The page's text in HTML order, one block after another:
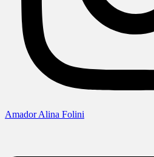
Amador Alina Folini